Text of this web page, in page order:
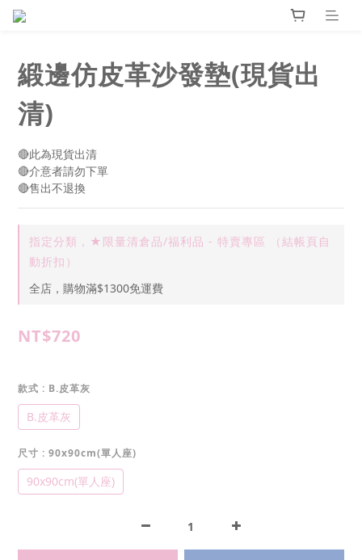
緞邊仿皮革沙發墊(現貨出
清)
🔴此為現貨出清
🔴介意者請勿下單
🔴售出不退換
指定分類，★限量清倉品/福利品 - 特賣專區 （結帳頁自
動折扣）
全店，購物滿$1300免運費
NT$720
款式 : B.皮革灰
B.皮革灰
尺寸 : 90x90cm(單人座)
90x90cm(單人座)